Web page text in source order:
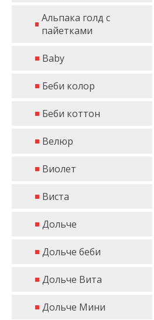
Альпака голд с
пайетками
Baby
Беби колор
Беби коттон
Велюр
Виолет
Виста
Дольче
Дольче беби
Дольче Вита
Дольче Мини